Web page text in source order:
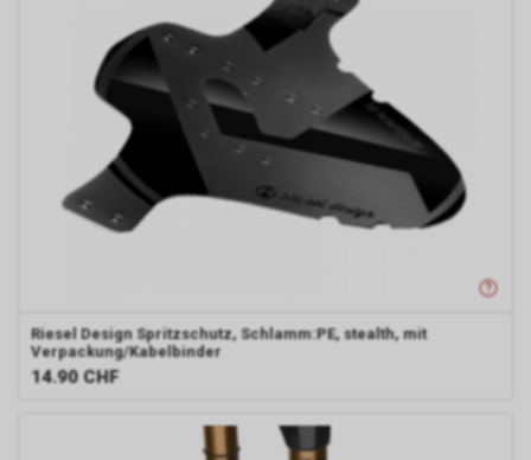
Riesel Design Spritzschutz, Schlamm:PE, stealth, mit
Verpackung/Kabelbinder
14.90 CHF